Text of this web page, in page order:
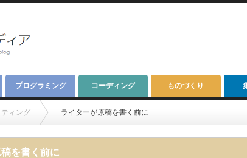
プログラミング コーディング ものづくり
ティング ライターが原稿を書く前に
を書く前に